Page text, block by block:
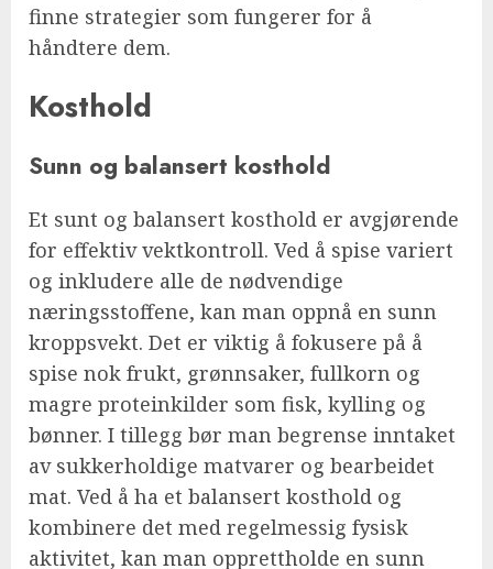
finne strategier som fungerer for å
håndtere dem.
Kosthold
Sunn og balansert kosthold
Et sunt og balansert kosthold er avgjørende
for effektiv vektkontroll. Ved å spise variert
og inkludere alle de nødvendige
næringsstoffene, kan man oppnå en sunn
kroppsvekt. Det er viktig å fokusere på å
spise nok frukt, grønnsaker, fullkorn og
magre proteinkilder som fisk, kylling og
bønner. I tillegg bør man begrense inntaket
av sukkerholdige matvarer og bearbeidet
mat. Ved å ha et balansert kosthold og
kombinere det med regelmessig fysisk
aktivitet, kan man opprettholde en sunn